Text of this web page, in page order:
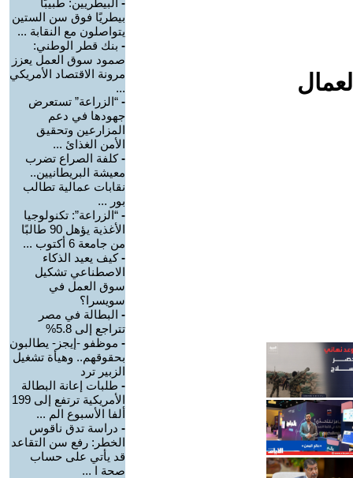
- البيطريين: طبيبًا
بيطريًا فوق سن الستين
يتواصلون مع النقابة ...
- بنك قطر الوطني:
صمود سوق العمل يعزز
مرونة الاقتصاد الأمريكي
...
- “الزراعة” تستعرض
جهودها في دعم
المزارعين وتحقيق
الأمن الغذائ ...
-كلفة الصراع تضرب
معيشة البريطانيين..
نقابات عمالية تطالب
بور ...
- “الزراعة”: تكنولوجيا
الأغذية يؤهل 90 طالبًا
من جامعة 6 أكتوب ...
-كيف يعيد الذكاء
الاصطناعي تشكيل
سوق العمل في
سويسرا؟
- البطالة في مصر
تتراجع إلى 5.8%
- موظفو -إيجز- يطالبون
بحقوقهم.. وهيأة تشغيل
الزبير ترد
- طلبات إعانة البطالة
الأمريكية ترتفع إلى 199
ألفا الأسبوع الم ...
- دراسة تدق ناقوس
الخطر: رفع سن التقاعد
قد يأتي على حساب
صحة ا ...